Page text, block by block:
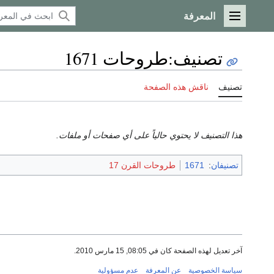
القائمة الرئيسية
المعرفة
تصنيف:طروحات 1671
تصنيف ناقش هذه الصفحة
هذا التصنيف لا يحتوي حالياً على أي صفحات أو ملفات.
تصنيفان:
1671 طروحات القرن 17
آخر تعديل لهذه الصفحة كان في 08:05, 15 مارس 2010.
سياسة الخصوصية عن المعرفة عدم مسؤولية